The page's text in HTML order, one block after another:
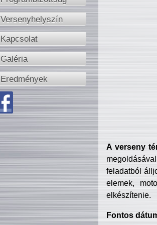
Versenyhelyszín
Kapcsolat
Galéria
Eredmények
A verseny
feladatból
elemek,
elkészítenie.
Fontos